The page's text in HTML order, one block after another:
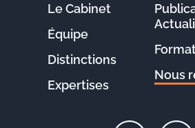
Le Cabinet
Équipe
Distinctions
Expertises
Nous